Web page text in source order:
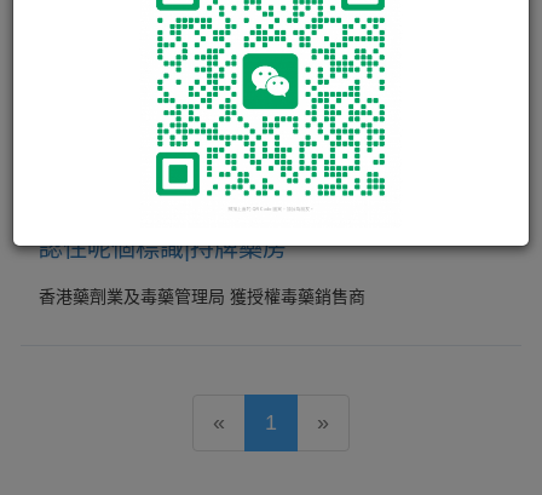
認住呢個標識|持牌藥房
香港藥劑業及毒藥管理局 獲授權毒藥銷售商
« 1 »